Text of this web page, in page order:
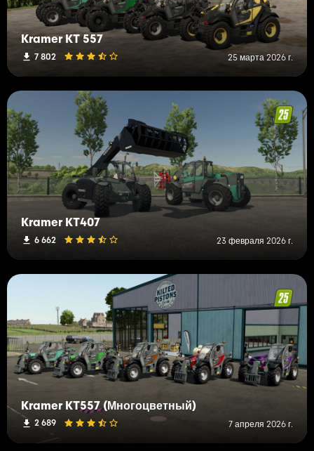
Kramer KT 557
7 802 25 марта 2026 г.
Kramer KT407
6 662 23 февраля 2026 г.
Kramer KT557 (Многоцветный)
2 689 7 апреля 2026 г.